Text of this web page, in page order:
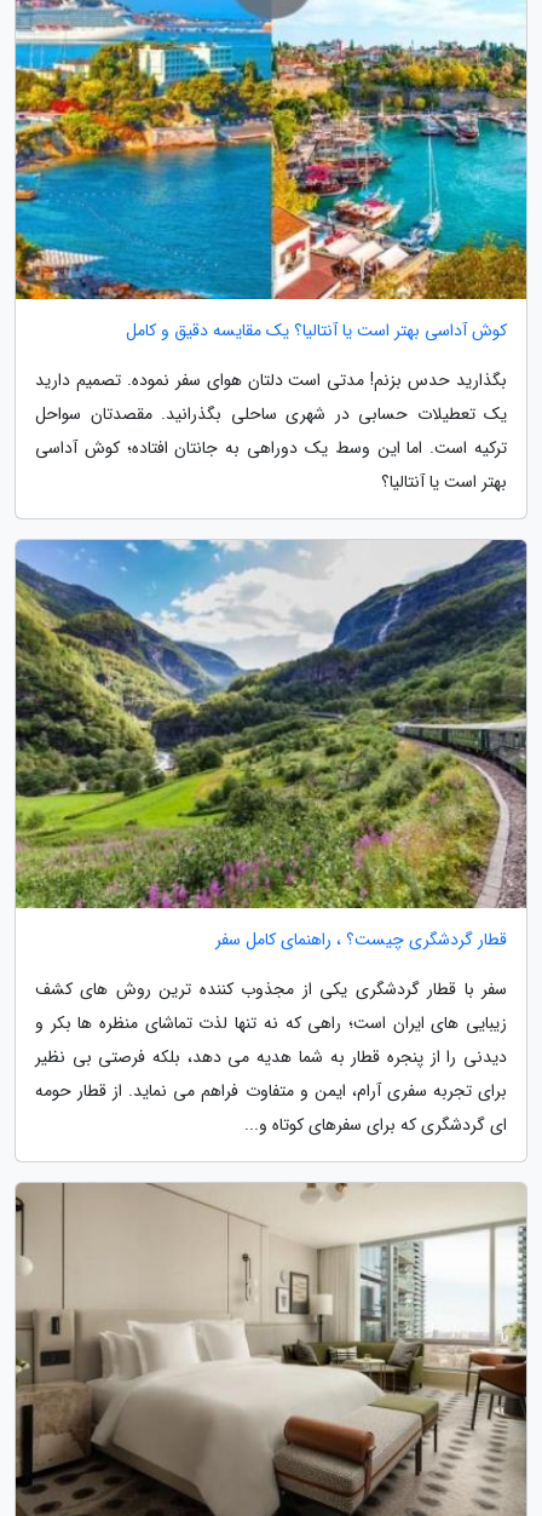
کوش آداسی بهتر است یا آنتالیا؟ یک مقایسه دقیق و کامل
بگذارید حدس بزنم! مدتی است دلتان هوای سفر نموده. تصمیم دارید
یک تعطیلات حسابی در شهری ساحلی بگذرانید. مقصدتان سواحل
ترکیه است. اما این وسط یک دوراهی به جانتان افتاده؛ کوش آداسی
بهتر است یا آنتالیا؟
قطار گردشگری چیست؟ ، راهنمای کامل سفر
سفر با قطار گردشگری یکی از مجذوب کننده ترین روش های کشف
زیبایی های ایران است؛ راهی که نه تنها لذت تماشای منظره ها بکر و
دیدنی را از پنجره قطار به شما هدیه می دهد، بلکه فرصتی بی نظیر
برای تجربه سفری آرام، ایمن و متفاوت فراهم می نماید. از قطار حومه
ای گردشگری که برای سفرهای کوتاه و...